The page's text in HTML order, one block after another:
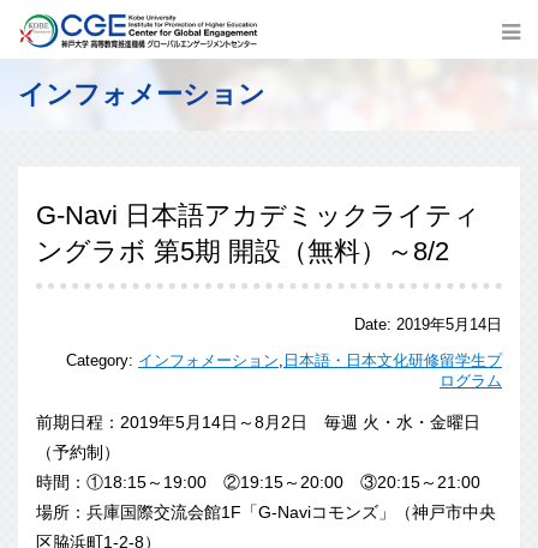
インフォメーション
G-Navi 日本語アカデミックライティ
ングラボ 第5期 開設（無料）～8/2
Date: 2019年5月14日
Category: インフォメーション, 日本語・日本文化研修留学生プ
ログラム
前期日程：2019年5月14日～8月2日 毎週 火・水・金曜日
（予約制）
時間：①18:15～19:00 ②19:15～20:00 ③20:15～21:00
場所：兵庫国際交流会館1F「G-Naviコモンズ」（神戸市中央
区脇浜町1-2-8）